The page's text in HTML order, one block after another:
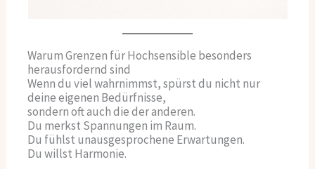
Warum Grenzen für Hochsensible besonders
herausfordernd sind
Wenn du viel wahrnimmst, spürst du nicht nur
deine eigenen Bedürfnisse,
sondern oft auch die der anderen.
Du merkst Spannungen im Raum.
Du fühlst unausgesprochene Erwartungen.
Du willst Harmonie.